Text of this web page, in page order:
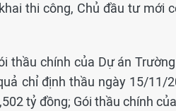
thi công, Chủ đầu tư mới
thầu chính của Dự án
chỉ định thầu ngày 15/11/
tỷ đồng; Gói thầu chính